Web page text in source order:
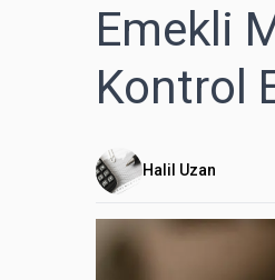
Emekli
Kontrol
Halil Uzan